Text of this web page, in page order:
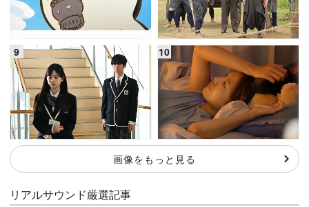
画像をもっと見る
リアルサウンド厳選記事